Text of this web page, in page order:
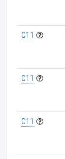
011
011
011